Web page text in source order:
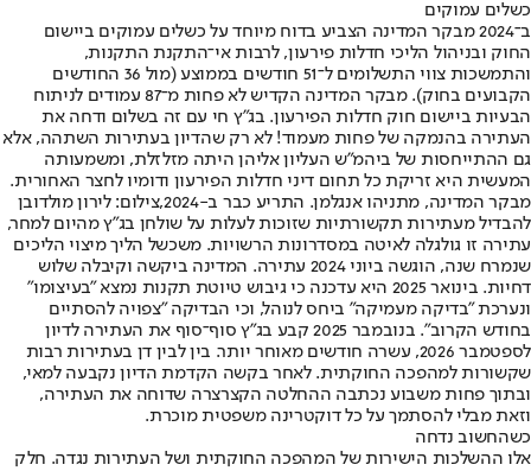
כשלים עמוקים
ב־2024 מבקר המדינה הצביע בדוח מיוחד על כשלים עמוקים ביישום
החוק ובניהול הליכי חדלות פירעון, לרבות אי־התקנת התקנות,
והתמשכות צווי התשלומים ל־51 חודשים בממוצע (מול 36 החודשים
הקבועים בחוק). מבקר המדינה הקדיש לא פחות מ־87 עמודים לניתוח
הבעיות ביישום חוק חדלות הפירעון. בג"ץ חי עם זה בשלום ודחה את
העתירה בהנמקה של פחות מעמוד! לא רק שהדיון בעתירות השתהה, אלא
גם ההתייחסות של ביהמ"ש העליון אליהן היתה מזלזלת, ומשמעותה
המעשית היא זריקת כל תחום דיני חדלות הפירעון ודומיו לחצר האחורית.
מבקר המדינה, מתניהו אנגלמן. התריע כבר ב-2024,צילום: לירון מולדובן
להבדיל מעתירות תקשורתיות שזוכות לעלות על שולחן בג"ץ מהיום למחר,
עתירה זו גולגלה לאיטה במסדרונות הרשויות. משכשל הליך מיצוי הליכים
שנמרח שנה, הוגשה ביוני 2024 עתירה. המדינה ביקשה וקיבלה שלוש
דחיות. בינואר 2025 היא עדכנה כי גיבוש טיוטת תקנות נמצא "בעיצומו"
ונערכת "בדיקה מעמיקה" ביחס לנוהל, וכי הבדיקה "צפויה להסתיים
בחודש הקרוב". בנובמבר 2025 קבע בג"ץ סוף־סוף את העתירה לדיון
לספטמבר 2026, עשרה חודשים מאוחר יותר. בין לבין דן בעתירות רבות
שקשורות למהפכה החוקתית. לאחר בקשה הקדמת הדיון נקבעה למאי,
ובתוך פחות משבוע נכתבה ההחלטה הקצרצרה שדוחה את העתירה,
וזאת מבלי להסתמך על כל דוקטרינה משפטית מוכרת.
כשהחשוב נדחה
אלו ההשלכות הישירות של המהפכה החוקתית ושל העתירות נגדה. חלק